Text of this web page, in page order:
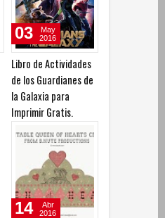
Libro de Actividades
de los Guardianes de
la Galaxia para
Imprimir Gratis.
03
May
2016
14
Abr
2016